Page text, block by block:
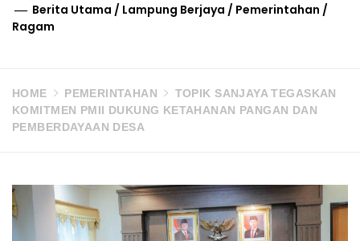
Berita Utama / Lampung Berjaya / Pemerintahan /
Ragam
HOME PEMERINTAHAN
TOPIK SANJAYA TEGASKAN
KOMITMEN PMII DUKUNG KETAHANAN PANGAN DAN
PEMBERDAYAAN DESA